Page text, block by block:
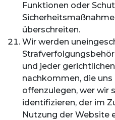
Funktionen oder
überschreiten.
Wir werden
und jeder
nachkommen, die
offenzulegen, wer wir
identifizieren, der im
Nutzung der Website